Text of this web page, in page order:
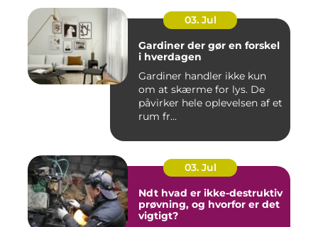
03. Jul
Gardiner der gør en forskel
i hverdagen
Gardiner handler ikke kun
om at skærme for lys. De
påvirker hele oplevelsen af et
rum fr...
03. Jul
Ndt hvad er ikke-destruktiv
prøvning, og hvorfor er det
vigtigt?